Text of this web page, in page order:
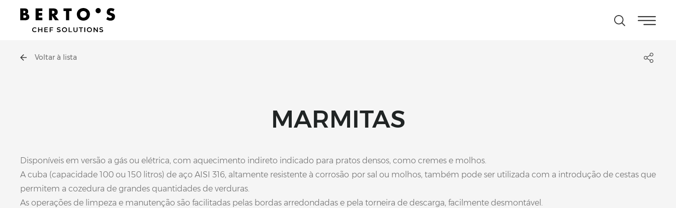
Voltar à lista
MARMITAS
Disponíveis em versão a gás ou elétrica, com aquecimento indireto indicado para pratos densos, como cremes e molhos.
A cuba (capacidade 100 ou 150 litros) de aço AISI 316, altamente resistente à corrosão por sal ou molhos, também pode ser utilizada com a introdução de cestas que
permitem a cozedura de grandes quantidades de verduras.
As operações de limpeza e manutenção são facilitadas pelas bordas arredondadas e pela torneira de descarga, facilmente desmontável.